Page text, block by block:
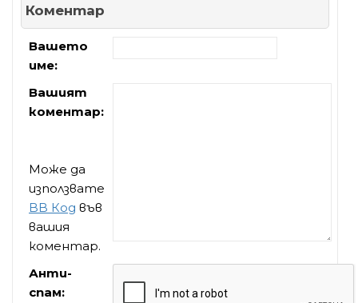
Коментар
Вашето
име:
Вашият
коментар:
Може да
използвате
BB Код във
вашия
коментар.
Анти-
спам: